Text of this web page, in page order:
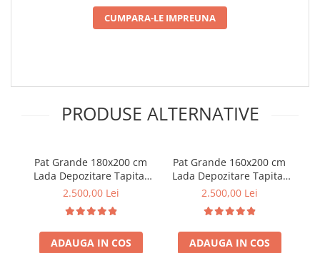
CUMPARA-LE IMPREUNA
PRODUSE ALTERNATIVE
Pat Grande 180x200 cm
Lada Depozitare Tapitat
Stofa Maro Deschis
2516 )
2.500,00 Lei
ADAUGA IN COS
Pat Grande 160x200 cm
Lada Depozitare Tapitat
Stofa Maro Deschis
2516 )
2.500,00 Lei
ADAUGA IN COS